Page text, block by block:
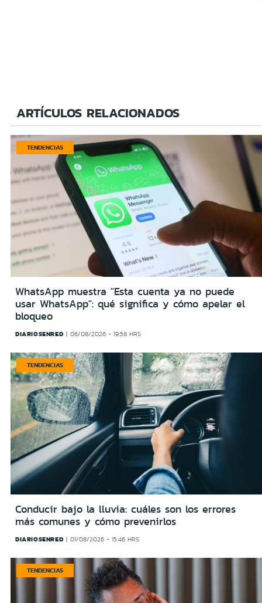
ARTÍCULOS RELACIONADOS
TENDENCIAS
WhatsApp muestra "Esta cuenta ya no puede
usar WhatsApp": qué significa y cómo apelar el
bloqueo
DIARIOSENRED 06/08/2026 - 19:58 HRS
TENDENCIAS
Conducir bajo la lluvia: cuáles son los errores
más comunes y cómo prevenirlos
DIARIOSENRED 01/08/2026 - 15:46 HRS
TENDENCIAS